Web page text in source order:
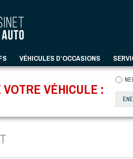
VÉHICULES D’OCCASIONS
VÉHICULE :